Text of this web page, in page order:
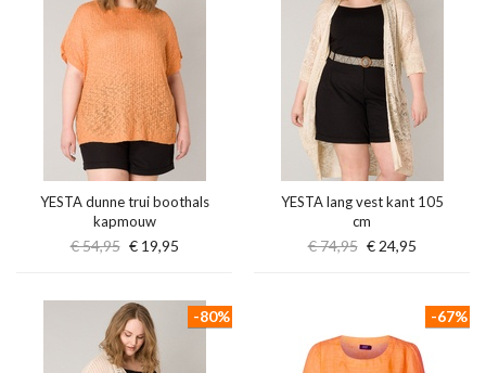
YESTA dunne trui boothals
kapmouw
€ 54,95 € 19,95
YESTA lang vest kant 105
cm
€ 74,95 € 24,95
-80% -67%